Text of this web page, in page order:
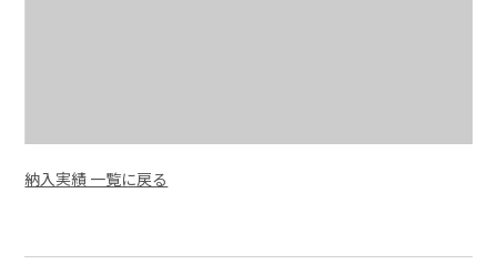
納入実績 一覧に戻る